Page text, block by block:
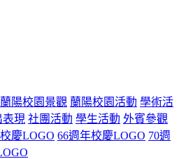
蘭陽校園景觀 蘭陽校園活動 學術活
表現 社團活動 學生活動 外賓參觀
慶LOGO 66週年校慶LOGO 70週